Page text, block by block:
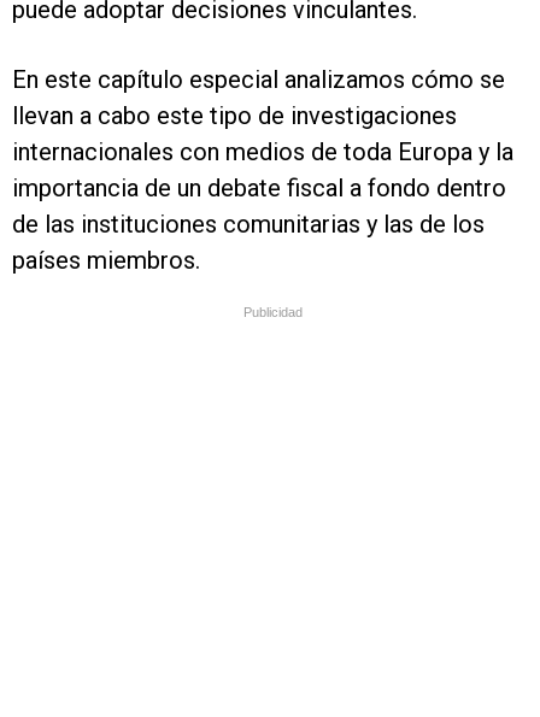
puede adoptar decisiones vinculantes.
En este capítulo especial analizamos cómo se
llevan a cabo este tipo de investigaciones
internacionales con medios de toda Europa y la
importancia de un debate fiscal a fondo dentro
de las instituciones comunitarias y las de los
países miembros.
Publicidad